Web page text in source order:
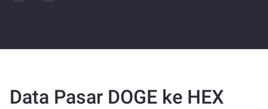
Data Pasar DOGE ke HEX